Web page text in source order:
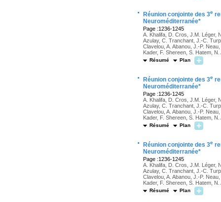
· Réunion conjointe des 3e
Neuroméditerranée*
Page :1236-1245
A. Khalifa, D. Cros, J.M. Léger,
Azulay, C. Tranchant, J.-C.
Clavelou, A. Abanou, J.-P.
Kader, F. Shereen, S. Hatem,
Résumé Plan
· Réunion conjointe des 3e
Neuroméditerranée*
Page :1236-1245
A. Khalifa, D. Cros, J.M. Léger,
Azulay, C. Tranchant, J.-C.
Clavelou, A. Abanou, J.-P.
Kader, F. Shereen, S. Hatem,
Résumé Plan
· Réunion conjointe des 3e
Neuroméditerranée*
Page :1236-1245
A. Khalifa, D. Cros, J.M. Léger,
Azulay, C. Tranchant, J.-C.
Clavelou, A. Abanou, J.-P.
Kader, F. Shereen, S. Hatem,
Résumé Plan